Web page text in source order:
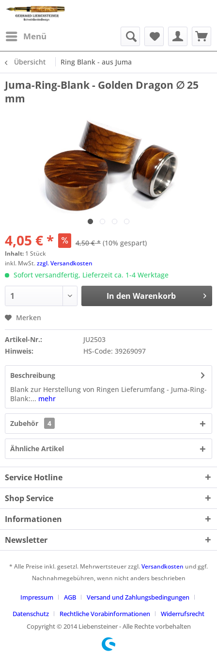
Menü
Übersicht Ring Blank - aus Juma
Juma-Ring-Blank - Golden Dragon ∅ 25
mm
4,05 € * 4,50 € * (10% gespart)
Inhalt: 1 Stück
inkl. MwSt.zzgl. Versandkosten
Sofort versandfertig, Lieferzeit ca. 1-4 Werktage
In den Warenkorb
Merken
Artikel-Nr.:
JU2503
Hinweis:
HS-Code: 39269097
Beschreibung
Blank zur Herstellung von Ringen Lieferumfang - Juma-Ring-
Blank:... mehr
Zubehör 4
Ähnliche Artikel
Service Hotline
Shop Service
Informationen
Newsletter
* Alle Preise inkl. gesetzl. Mehrwertsteuer zzgl.Versandkosten und ggf.
Nachnahmegebühren, wenn nicht anders beschrieben
Impressum AGB
Versand und Zahlungsbedingungen
Datenschutz
Rechtliche Vorabinformationen
Widerrufsrecht
Copyright © 2014 Liebensteiner - Alle Rechte vorbehalten